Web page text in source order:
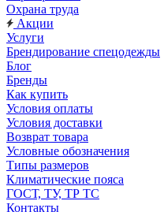
Охрана труда
Акции
Услуги
Брендирование спецодежды
Блог
Бренды
Как купить
Условия оплаты
Условия доставки
Возврат товара
Условные обозначения
Типы размеров
Климатические пояса
ГОСТ, ТУ, ТР ТС
Контакты